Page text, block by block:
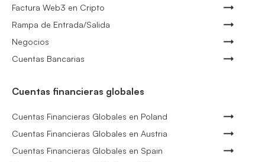
Factura Web3 en Cripto
Rampa de Entrada/Salida
Negocios
Cuentas Bancarias
Cuentas financieras globales
Cuentas Financieras Globales en Poland
Cuentas Financieras Globales en Austria
Cuentas Financieras Globales en Spain